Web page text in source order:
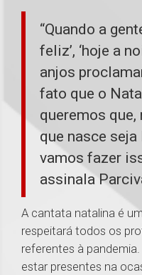
“Quando a
feliz’, ‘hoje a
anjos
fato que o
queremos
que nasce
vamos fazer
assinala
A cantata natalina é
respeitará todos os
referentes à
estar presentes na